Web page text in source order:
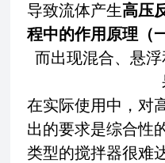
导致流体产生高压
程中的作用原理（一
而出现混合、悬
在实际使用中，对
出的要求是综合性
类型的搅拌器很难